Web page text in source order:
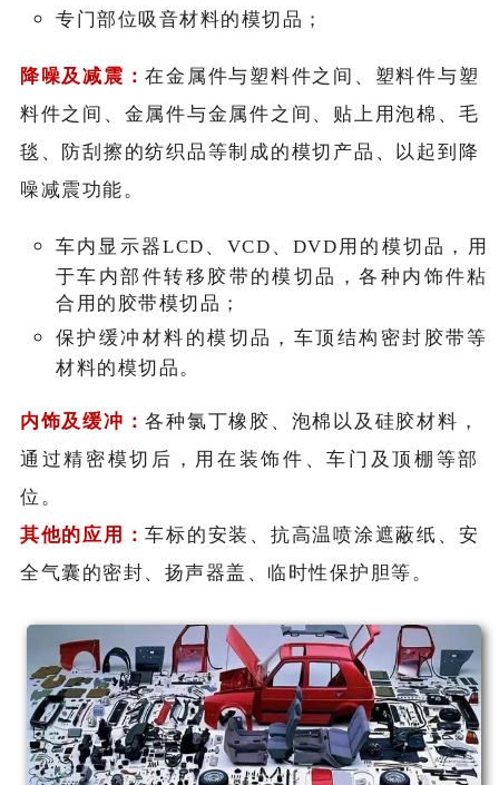
专门部位吸音材料的模切品；
降噪及减震：在金属件与塑料件之间、塑料件与塑
料件之间、金属件与金属件之间、贴上用泡棉、毛
毯、防刮擦的纺织品等制成的模切产品、以起到降
噪减震功能。
车内显示器LCD、VCD、DVD用的模切品，用
于车内部件转移胶带的模切品，各种内饰件粘
合用的胶带模切品；
保护缓冲材料的模切品，车顶结构密封胶带等
材料的模切品。
内饰及缓冲：各种氯丁橡胶、泡棉以及硅胶材料，
通过精密模切后，用在装饰件、车门及顶棚等部
位。
其他的应用：车标的安装、抗高温喷涂遮蔽纸、安
全气囊的密封、扬声器盖、临时性保护胆等。